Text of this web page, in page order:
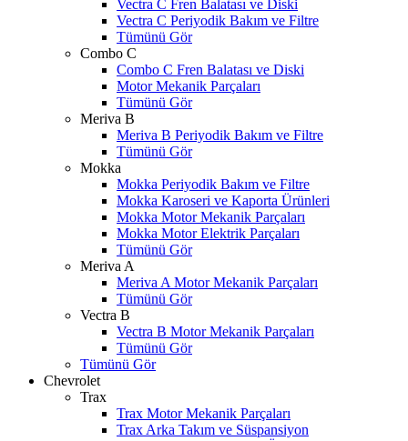
Vectra C Fren Balatası ve Diski
Vectra C Periyodik Bakım ve Filtre
Tümünü Gör
Combo C
Combo C Fren Balatası ve Diski
Motor Mekanik Parçaları
Tümünü Gör
Meriva B
Meriva B Periyodik Bakım ve Filtre
Tümünü Gör
Mokka
Mokka Periyodik Bakım ve Filtre
Mokka Karoseri ve Kaporta Ürünleri
Mokka Motor Mekanik Parçaları
Mokka Motor Elektrik Parçaları
Tümünü Gör
Meriva A
Meriva A Motor Mekanik Parçaları
Tümünü Gör
Vectra B
Vectra B Motor Mekanik Parçaları
Tümünü Gör
Tümünü Gör
Chevrolet
Trax
Trax Motor Mekanik Parçaları
Trax Arka Takım ve Süspansiyon